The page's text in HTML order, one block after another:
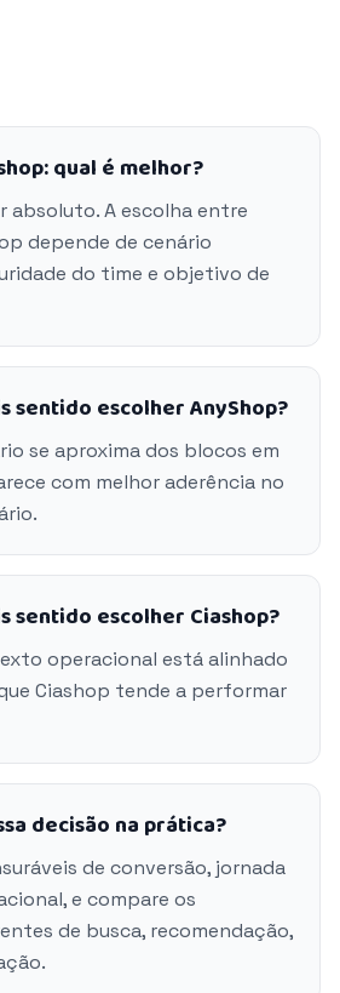
qual é melhor?
absoluto. A escolha entre
depende de cenário
do time e objetivo de
sentido escolher AnyShop?
se aproxima dos blocos em
com melhor aderência no
sentido escolher Ciashop?
operacional está alinhado
Ciashop tende a performar
decisão na prática?
de conversão, jornada
e compare os
de busca, recomendação,